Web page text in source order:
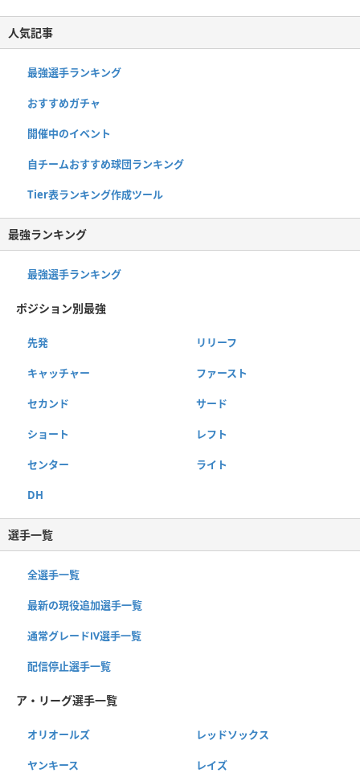
人気記事
最強選手ランキング
おすすめガチャ
開催中のイベント
自チームおすすめ球団ランキング
Tier表ランキング作成ツール
最強ランキング
最強選手ランキング
ポジション別最強
先発 リリーフ
キャッチャー ファースト
セカンド サード
ショート レフト
センター ライト
DH
選手一覧
全選手一覧
最新の現役追加選手一覧
通常グレードⅣ選手一覧
配信停止選手一覧
ア・リーグ選手一覧
オリオールズ レッドソックス
ヤンキース レイズ